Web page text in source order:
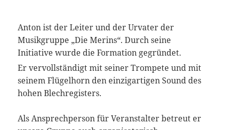
Anton ist der Leiter und der Urvater der
Musikgruppe „Die Merins“. Durch seine
Initiative wurde die Formation gegründet.
Er vervollständigt mit seiner Trompete und mit
seinem Flügelhorn den einzigartigen Sound des
hohen Blechregisters.
Als Ansprechperson für Veranstalter betreut er